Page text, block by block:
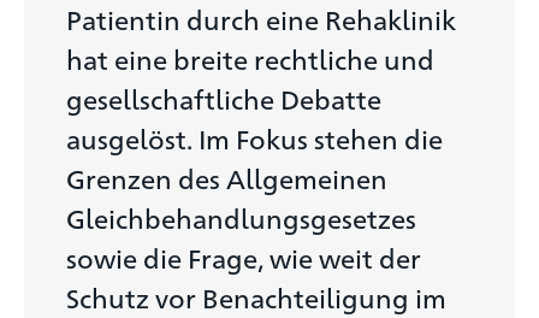
Patientin durch eine Rehaklinik
hat eine breite rechtliche und
gesellschaftliche Debatte
ausgelöst. Im Fokus stehen die
Grenzen des Allgemeinen
Gleichbehandlungsgesetzes
sowie die Frage, wie weit der
Schutz vor Benachteiligung im